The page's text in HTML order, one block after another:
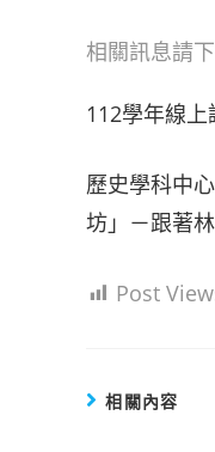
相關訊息請
112學年線
歷史學科中
坊」－跟著
Post
相關內容